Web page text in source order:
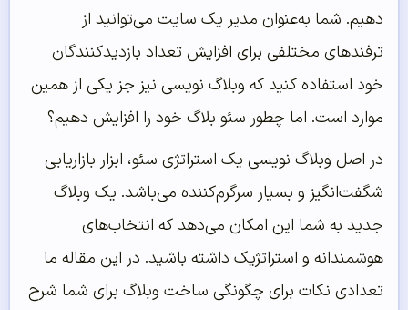
دهیم. شما به‌عنوان مدیر یک سایت می‌توانید از
ترفندهای مختلفی برای افزایش تعداد بازدیدکنندگان
خود استفاده کنید که وبلاگ نویسی نیز جز یکی از همین
موارد است. اما چطور سئو بلاگ خود را افزایش دهیم؟
در اصل وبلاگ نویسی یک استراتژی سئو، ابزار بازاریابی
شگفت‌انگیز و بسیار سرگرم‌کننده می‌باشد. یک وبلاگ
جدید به شما این امکان می‌دهد که انتخاب‌های
هوشمندانه و استراتژیک داشته باشید. در این مقاله ما
تعدادی نکات برای چگونگی ساخت وبلاگ برای شما شرح